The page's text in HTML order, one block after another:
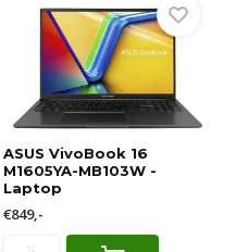
ASUS VivoBook 16
M1605YA-MB103W -
Laptop
€849,-